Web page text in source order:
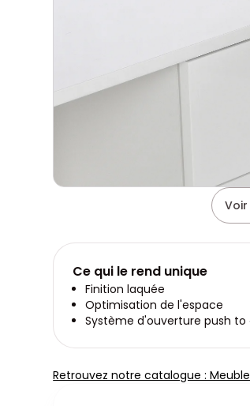
Ce qui le rend unique
Finition laquée
Optimisation de l'espace
Système d'ouverture push to
Retrouvez notre catalogue :